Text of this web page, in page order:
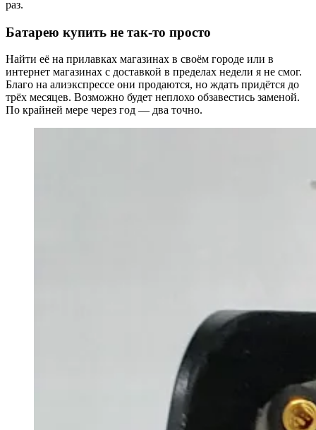
раз.
Батарею купить не так-то просто
Найти её на прилавках магазинах в своём городе или в
интернет магазинах с доставкой в пределах недели я не смог.
Благо на алиэкспрессе они продаются, но ждать придётся до
трёх месяцев. Возможно будет неплохо обзавестись заменой.
По крайней мере через год — два точно.